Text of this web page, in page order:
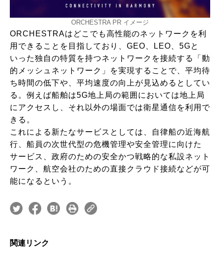
ORCHESTRA PR イメージ
ORCHESTRAはどこでも高性能のネットワークを利
用できることを目指しており、GEO、LEO、5Gと
いった独自の特質を持つネットワークを接続する「動
的メッシュネットワーク」を実現することで、平均待
ち時間の低下や、平均速度の向上が見込めるとしてい
る。例えば船舶は5G地上局の範囲においては地上局
にアクセスし、それ以外の場面では衛星通信を利用で
きる。
これによる新たなサービスとしては、自律船の近海航
行、船員の次世代型の危機管理や安全管理に向けた
サービス、政府のための安全かつ戦略的な私設ネット
ワーク、航空会社のための直接クラウド接続などが可
能になるという。
関連リンク